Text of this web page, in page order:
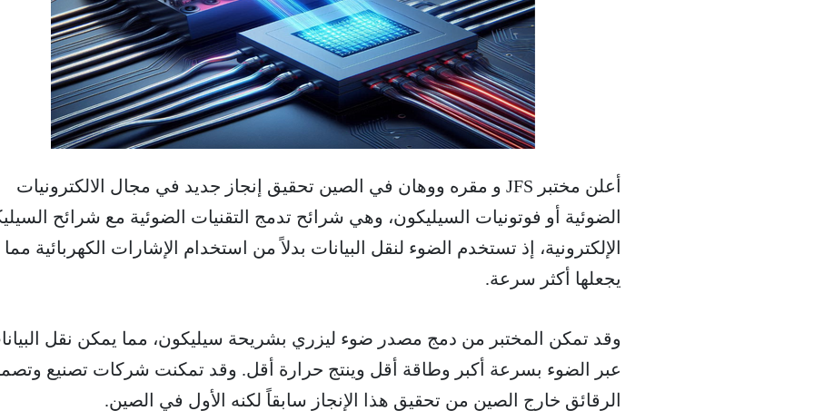
أعلن مختبر JFS و مقره ووهان في الصين تحقيق إنجاز جديد في مجال الالكترونيات
الضوئية أو فوتونيات السيليكون، وهي شرائح تدمج التقنيات الضوئية مع شرائح
الإلكترونية، إذ تستخدم الضوء لنقل البيانات بدلاً من استخدام الإشارات الكهربائية مما
يجعلها أكثر سرعة.
وقد تمكن المختبر من دمج مصدر ضوء ليزري بشريحة سيليكون، مما يمكن نقل
عبر الضوء بسرعة أكبر وطاقة أقل وينتج حرارة أقل. وقد تمكنت شركات تصنيع
الرقائق خارج الصين من تحقيق هذا الإنجاز سابقاً لكنه اﻷول في الصين.